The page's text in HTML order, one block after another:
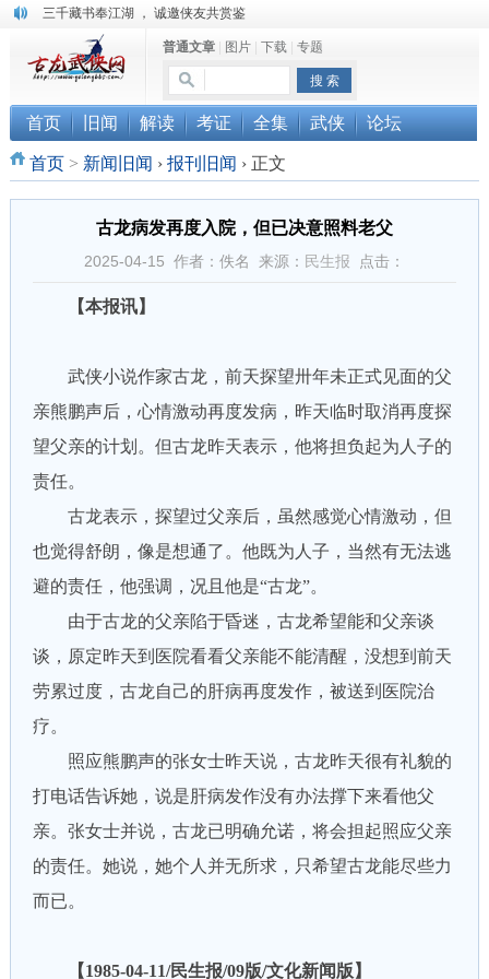
三千藏书奉江湖 ， 诚邀侠友共赏鉴
“武侠书库”查缺补漏活动圆满结束
珠海《古龙作品集》PDF扫描版分享
普通文章| 图片| 下载| 专题
首页 旧闻 解读 考证 全集 武侠 论坛
首页> 新闻旧闻 › 报刊旧闻 ›正文
古龙病发再度入院，但已决意照料老父
2025-04-15 作者：佚名 来源： 民生报 点击：
【本报讯】
武侠小说作家古龙，前天探望卅年未正式见面的父
亲熊鹏声后，心情激动再度发病，昨天临时取消再度探
望父亲的计划。但古龙昨天表示，他将担负起为人子的
责任。
古龙表示，探望过父亲后，虽然感觉心情激动，但
也觉得舒朗，像是想通了。他既为人子，当然有无法逃
避的责任，他强调，况且他是“古龙”。
由于古龙的父亲陷于昏迷，古龙希望能和父亲谈
谈，原定昨天到医院看看父亲能不能清醒，没想到前天
劳累过度，古龙自己的肝病再度发作，被送到医院治
疗。
照应熊鹏声的张女士昨天说，古龙昨天很有礼貌的
打电话告诉她，说是肝病发作没有办法撑下来看他父
亲。张女士并说，古龙已明确允诺，将会担起照应父亲
的责任。她说，她个人并无所求，只希望古龙能尽些力
而已。
【1985-04-11/民生报/09版/文化新闻版】